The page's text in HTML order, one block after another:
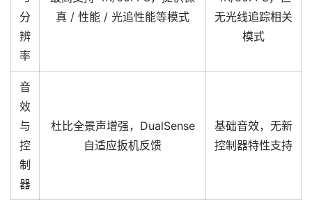
分
辨
率
真 / 性能 / 光追性能等模式
无光线追踪相关
模式
音
效
与
控
制
器
杜比全景声增强，DualSense
自适应扳机反馈
基础音效，无新
控制器特性支持